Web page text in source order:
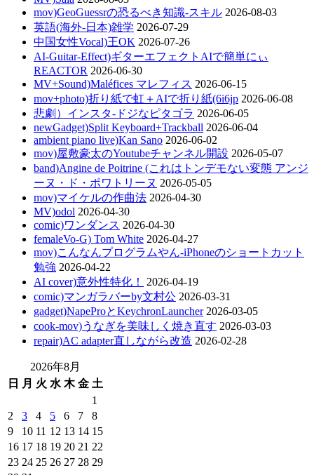
mov)GeoGuessrの恐るべき知識-スキル 2026-08-03
英語(海外-日本)雑学 2026-07-29
中国女性Vocal)王OK 2026-07-26
AI-Guitar-Effect)ギターエフェクトAIで簡単にぃ
REACTOR 2026-06-30
MV+Sound)Maléfices マレフィス 2026-06-15
mov+photo)折り紙で虹＋AIで折り紙(6i6jp 2026-06-08
悲劇）インスタ-ドジなピタゴラ 2026-06-05
newGadget)Split Keyboard+Trackball 2026-06-04
ambient piano live)Kan Sano 2026-06-02
mov)屋敷豪太のYoutubeチャンネル開設 2026-05-07
band)Angine de Poitrine (これはトンデモない変態 アンジ
ーヌ・ド・ポワトリーヌ 2026-05-05
mov)マイケルの作曲法 2026-04-30
MV)odol 2026-04-30
comic)ワンダンス 2026-04-30
femaleVo-G) Tom White 2026-04-27
mov)こんなんプログラムやん-iPhoneのショートカット
勉強 2026-04-22
AI cover)意外性特化！
2026-04-19
comic)マンガラバーby文村公 2026-03-31
gadget)NapeProとKeychronLauncher 2026-03-05
cook-mov)うなぎを美味しく焼き直す 2026-03-03
repair)AC adapter直しながら改造 2026-02-28
2026年8月
日
月 火 水 木 金 土
1
2
3 4 5 6 7
8
9
10 11 12 13 14 15
16 17 18 19 20 21 22
23 24 25 26 27 28 29